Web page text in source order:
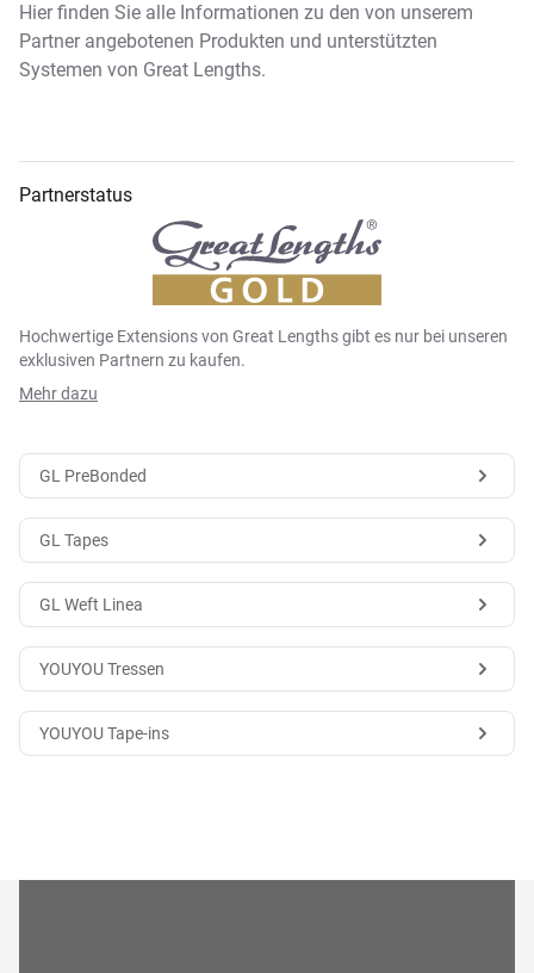
Hier finden Sie alle Informationen zu den von unserem
Partner angebotenen Produkten und unterstützten
Systemen von Great Lengths.
Partnerstatus
Hochwertige Extensions von Great Lengths gibt es nur bei unseren
exklusiven Partnern zu kaufen.
Mehr dazu
GL PreBonded
GL Tapes
GL Weft Linea
YOUYOU Tressen
YOUYOU Tape-ins